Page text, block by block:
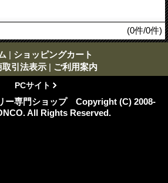
(0件/0件)
| ショッピングカート
取引法表示 | ご利用案内
PCサイト
ー専門ショップ Copyright (C) 2008-
All Rights Reserved.